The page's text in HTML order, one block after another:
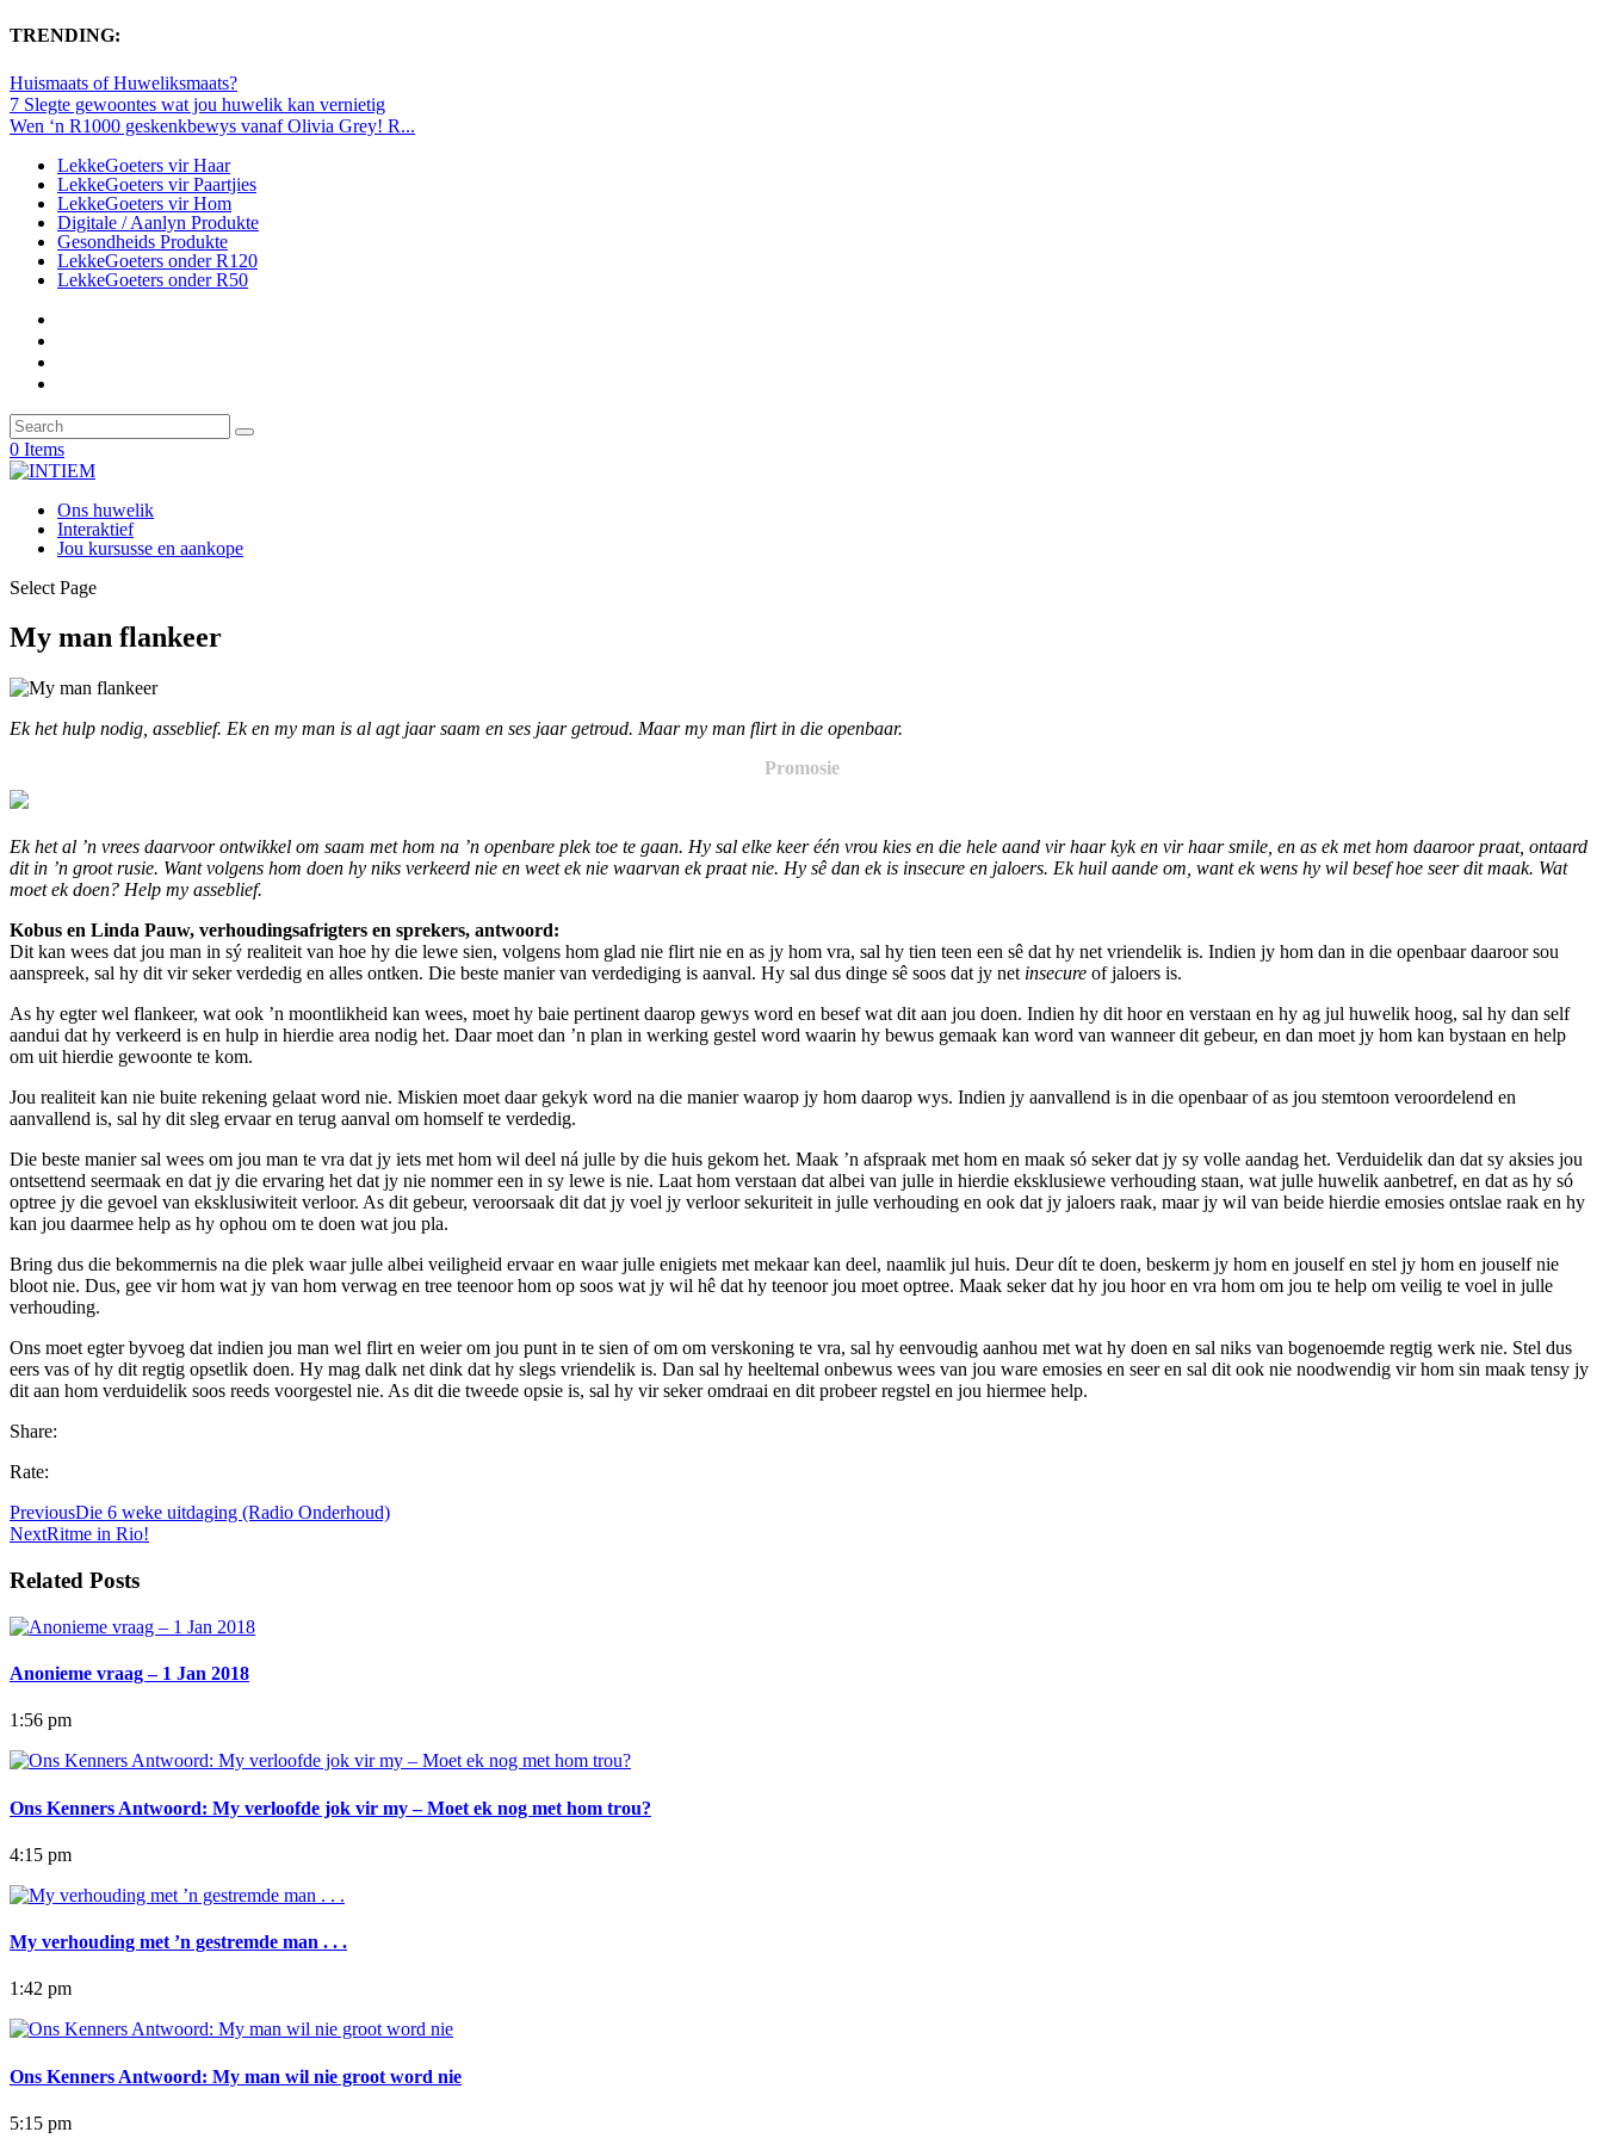
TRENDING:
Huismaats of Huweliksmaats?
7 Slegte gewoontes wat jou huwelik kan vernietig
Wen ‘n R1000 geskenkbewys vanaf Olivia Grey! R...
LekkeGoeters vir Haar
LekkeGoeters vir Paartjies
LekkeGoeters vir Hom
Digitale / Aanlyn Produkte
Gesondheids Produkte
LekkeGoeters onder R120
LekkeGoeters onder R50
0 Items
Ons huwelik
Interaktief
Jou kursusse en aankope
Select Page
My man flankeer
Ek het hulp nodig, asseblief. Ek en my man is al agt jaar saam en ses jaar getroud. Maar my man flirt in die openbaar.
Promosie
Ek het al ’n vrees daarvoor ontwikkel om saam met hom na ’n openbare plek toe te gaan. Hy sal elke keer één vrou kies en die hele aand vir haar kyk en vir haar smile, en as ek met hom daaroor praat, ontaard
dit in ’n groot rusie. Want volgens hom doen hy niks verkeerd nie en weet ek nie waarvan ek praat nie. Hy sê dan ek is insecure en jaloers. Ek huil aande om, want ek wens hy wil besef hoe seer dit maak. Wat
moet ek doen? Help my asseblief.
Kobus en Linda Pauw, verhoudingsafrigters en sprekers, antwoord:
Dit kan wees dat jou man in sý realiteit van hoe hy die lewe sien, volgens hom glad nie flirt nie en as jy hom vra, sal hy tien teen een sê dat hy net vriendelik is. Indien jy hom dan in die openbaar daaroor sou
aanspreek, sal hy dit vir seker verdedig en alles ontken. Die beste manier van verdediging is aanval. Hy sal dus dinge sê soos dat jy net insecure of jaloers is.
As hy egter wel flankeer, wat ook ’n moontlikheid kan wees, moet hy baie pertinent daarop gewys word en besef wat dit aan jou doen. Indien hy dit hoor en verstaan en hy ag jul huwelik hoog, sal hy dan self
aandui dat hy verkeerd is en hulp in hierdie area nodig het. Daar moet dan ’n plan in werking gestel word waarin hy bewus gemaak kan word van wanneer dit gebeur, en dan moet jy hom kan bystaan en help
om uit hierdie gewoonte te kom.
Jou realiteit kan nie buite rekening gelaat word nie. Miskien moet daar gekyk word na die manier waarop jy hom daarop wys. Indien jy aanvallend is in die openbaar of as jou stemtoon veroordelend en
aanvallend is, sal hy dit sleg ervaar en terug aanval om homself te verdedig.
Die beste manier sal wees om jou man te vra dat jy iets met hom wil deel ná julle by die huis gekom het. Maak ’n afspraak met hom en maak só seker dat jy sy volle aandag het. Verduidelik dan dat sy aksies jou
ontsettend seermaak en dat jy die ervaring het dat jy nie nommer een in sy lewe is nie. Laat hom verstaan dat albei van julle in hierdie eksklusiewe verhouding staan, wat julle huwelik aanbetref, en dat as hy só
optree jy die gevoel van eksklusiwiteit verloor. As dit gebeur, veroorsaak dit dat jy voel jy verloor sekuriteit in julle verhouding en ook dat jy jaloers raak, maar jy wil van beide hierdie emosies ontslae raak en hy
kan jou daarmee help as hy ophou om te doen wat jou pla.
Bring dus die bekommernis na die plek waar julle albei veiligheid ervaar en waar julle enigiets met mekaar kan deel, naamlik jul huis. Deur dít te doen, beskerm jy hom en jouself en stel jy hom en jouself nie
bloot nie. Dus, gee vir hom wat jy van hom verwag en tree teenoor hom op soos wat jy wil hê dat hy teenoor jou moet optree. Maak seker dat hy jou hoor en vra hom om jou te help om veilig te voel in julle
verhouding.
Ons moet egter byvoeg dat indien jou man wel flirt en weier om jou punt in te sien of om om verskoning te vra, sal hy eenvoudig aanhou met wat hy doen en sal niks van bogenoemde regtig werk nie. Stel dus
eers vas of hy dit regtig opsetlik doen. Hy mag dalk net dink dat hy slegs vriendelik is. Dan sal hy heeltemal onbewus wees van jou ware emosies en seer en sal dit ook nie noodwendig vir hom sin maak tensy jy
dit aan hom verduidelik soos reeds voorgestel nie. As dit die tweede opsie is, sal hy vir seker omdraai en dit probeer regstel en jou hiermee help.
Share:
Rate:
PreviousDie 6 weke uitdaging (Radio Onderhoud)
NextRitme in Rio!
Related Posts
Anonieme vraag – 1 Jan 2018
1:56 pm
Ons Kenners Antwoord: My verloofde jok vir my – Moet ek nog met hom trou?
4:15 pm
My verhouding met ’n gestremde man . . .
1:42 pm
Ons Kenners Antwoord: My man wil nie groot word nie
5:15 pm